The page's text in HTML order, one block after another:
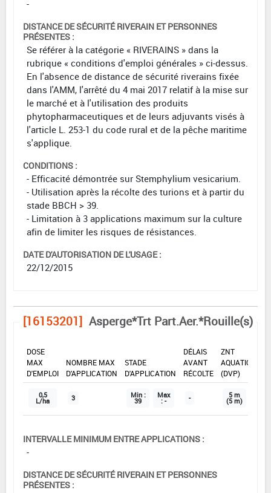
-
DISTANCE DE SÉCURITÉ RIVERAIN ET PERSONNES
PRÉSENTES :
Se référer à la catégorie « RIVERAINS » dans la
rubrique « conditions d'emploi générales » ci-dessus.
En l'absence de distance de sécurité riverains fixée
dans l'AMM, l'arrêté du 4 mai 2017 relatif à la mise sur
le marché et à l'utilisation des produits
phytopharmaceutiques et de leurs adjuvants visés à
l'article L. 253-1 du code rural et de la pêche maritime
s'applique.
CONDITIONS :
- Efficacité démontrée sur Stemphylium vesicarium.
- Utilisation après la récolte des turions et à partir du
stade BBCH > 39.
- Limitation à 3 applications maximum sur la culture
afin de limiter les risques de résistances.
DATE D'AUTORISATION DE L'USAGE :
22/12/2015
[16153201] Asperge*Trt Part.Aer.*Rouille(s)
DOSE
MAX
D'EMPLOI
NOMBRE MAX
D'APPLICATION
STADE
D'APPLICATION
DÉLAIS
AVANT
RÉCOLTE
ZNT
AQUATIQUE
(DVP)
0,5
L/ha 3 Min :
39
Max
: - - 5 m
(5 m)
INTERVALLE MINIMUM ENTRE APPLICATIONS :
-
DISTANCE DE SÉCURITÉ RIVERAIN ET PERSONNES
PRÉSENTES :